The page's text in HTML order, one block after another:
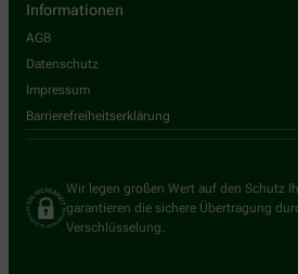
Informationen
AGB
Datenschutz
Impressum
Barrierefreiheitserklärung
Wir legen großen Wert auf den Schutz
garantieren die sichere Übertragung
Verschlüsselung.